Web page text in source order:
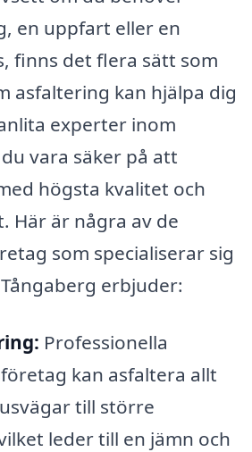
en uppfart eller en
finns det flera sätt som
asfaltering kan hjälpa dig
experter inom
vara säker på att
högsta kvalitet och
Här är några av de
som specialiserar sig
erbjuder:
Professionella
kan asfaltera allt
till större
leder till en jämn och